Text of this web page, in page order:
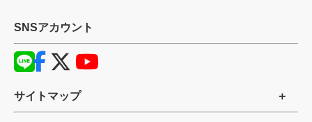
SNSアカウント
サイトマップ